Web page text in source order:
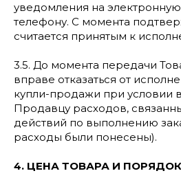
уведомления на
телефону. С момента
считается принятым к
3.5. До момента передачи
вправе отказаться от
купли-продажи при условии
Продавцу расходов,
действий по выполнению
расходы были понесены).
4. ЦЕНА ТОВАРА И